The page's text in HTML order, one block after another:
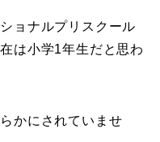
ョナルプリスクール
は小学1年生だと思わ
かにされていませ